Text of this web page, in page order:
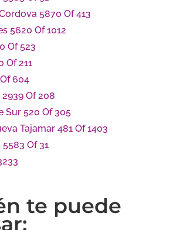
5870 Of 413
5620 Of 1012
Of 523
Of 211
604
Of 208
Sur 520 Of 305
Tajamar 481 Of 1403
Of 31
te puede